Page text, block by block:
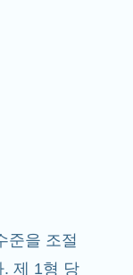
준을 조절
제 1형 당